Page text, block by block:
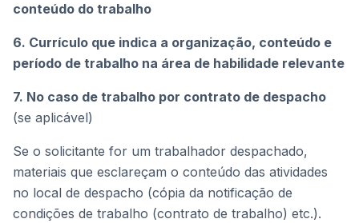
conteúdo do trabalho
6. Currículo que indica a organização, conteúdo e
período de trabalho na área de habilidade relevante
7. No caso de trabalho por contrato de despacho
(se aplicável)
Se o solicitante for um trabalhador despachado,
materiais que esclareçam o conteúdo das atividades
no local de despacho (cópia da notificação de
condições de trabalho (contrato de trabalho) etc.).